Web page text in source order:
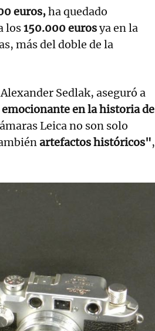
euros,ha quedado
los150.000 eurosya en la
más del doble de la
Sedlak, aseguró a
en la historia de
Leica no son solo
artefactos históricos",